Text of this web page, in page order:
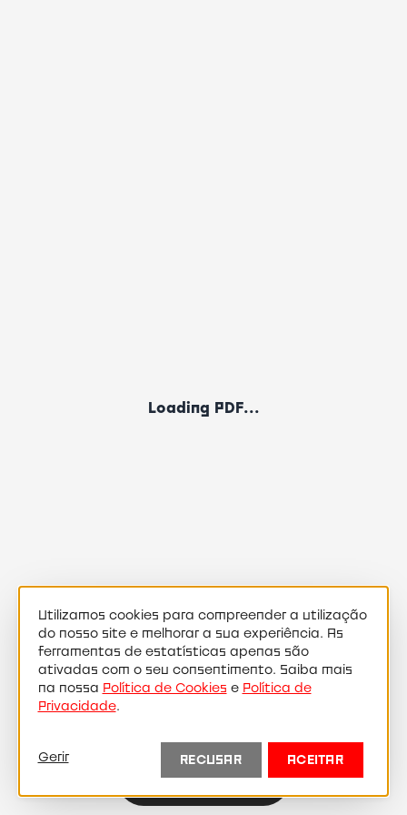
→
Loading PDF...
Utilizamos cookies para compreender a utilização
do nosso site e melhorar a sua experiência. As
ferramentas de estatísticas apenas são
ativadas com o seu consentimento. Saiba mais
na nossa Política de Cookies e Política de
Privacidade.
Gerir RECUSAR ACEITAR